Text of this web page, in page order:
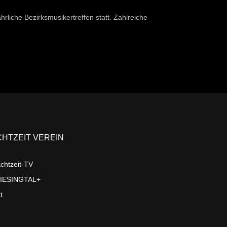
Bezirksmusikertreffen statt. Zahlreiche
VEREIN
TV